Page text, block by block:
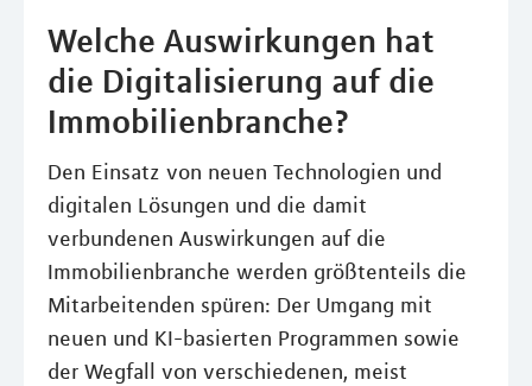
Welche Auswirkungen hat
die Digitalisierung auf die
Immobilienbranche?
Den Einsatz von neuen Technologien und
digitalen Lösungen und die damit
verbundenen Auswirkungen auf die
Immobilienbranche werden größtenteils die
Mitarbeitenden spüren: Der Umgang mit
neuen und KI-basierten Programmen sowie
der Wegfall von verschiedenen, meist